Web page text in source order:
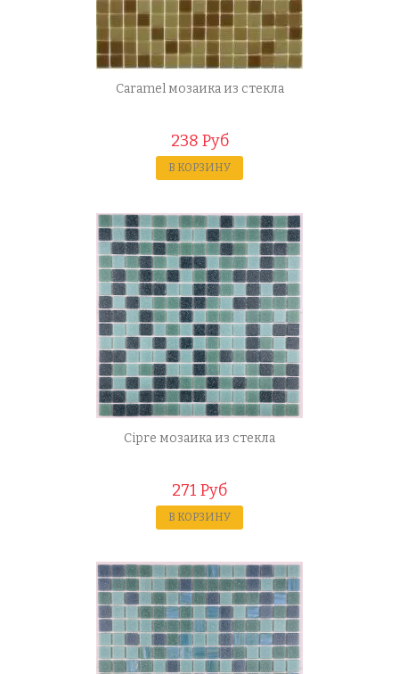
Caramel мозаика из стекла
238 Руб
В КОРЗИНУ
Cipre мозаика из стекла
271 Руб
В КОРЗИНУ